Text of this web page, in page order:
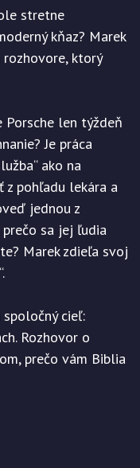
stretne
kňaz? Marek
ktorý
Porsche len týždeň
Je práca
ako na
z pohľadu lekára a
jednou z
sa jej ľudia
Marek zdieľa svoj
cieľ:
Rozhovor o
prečo vám Biblia